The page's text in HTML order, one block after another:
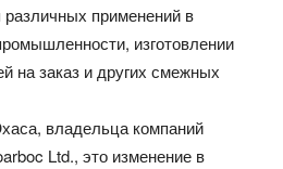
применений в
изготовлении
на заказ и других смежных
владельца компаний
Ltd., это изменение в